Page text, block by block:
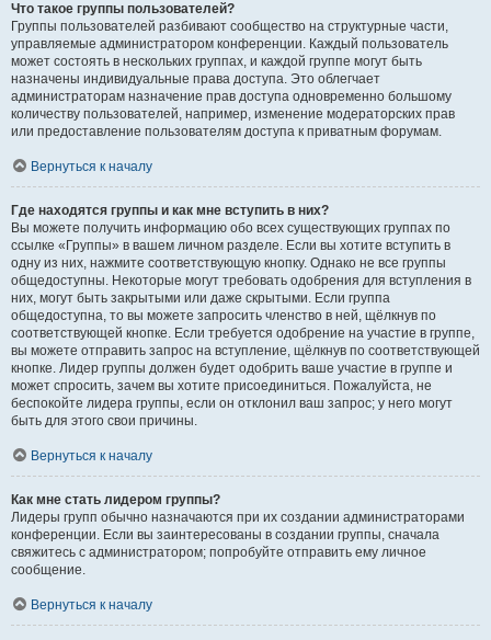
Что такое группы пользователей?
Группы пользователей разбивают сообщество на структурные части,
управляемые администратором конференции. Каждый пользователь
может состоять в нескольких группах, и каждой группе могут быть
назначены индивидуальные права доступа. Это облегчает
администраторам назначение прав доступа одновременно большому
количеству пользователей, например, изменение модераторских прав
или предоставление пользователям доступа к приватным форумам.
Вернуться к началу
Где находятся группы и как мне вступить в них?
Вы можете получить информацию обо всех существующих группах по
ссылке «Группы» в вашем личном разделе. Если вы хотите вступить в
одну из них, нажмите соответствующую кнопку. Однако не все группы
общедоступны. Некоторые могут требовать одобрения для вступления в
них, могут быть закрытыми или даже скрытыми. Если группа
общедоступна, то вы можете запросить членство в ней, щёлкнув по
соответствующей кнопке. Если требуется одобрение на участие в группе,
вы можете отправить запрос на вступление, щёлкнув по соответствующей
кнопке. Лидер группы должен будет одобрить ваше участие в группе и
может спросить, зачем вы хотите присоединиться. Пожалуйста, не
беспокойте лидера группы, если он отклонил ваш запрос; у него могут
быть для этого свои причины.
Вернуться к началу
Как мне стать лидером группы?
Лидеры групп обычно назначаются при их создании администраторами
конференции. Если вы заинтересованы в создании группы, сначала
свяжитесь с администратором; попробуйте отправить ему личное
сообщение.
Вернуться к началу